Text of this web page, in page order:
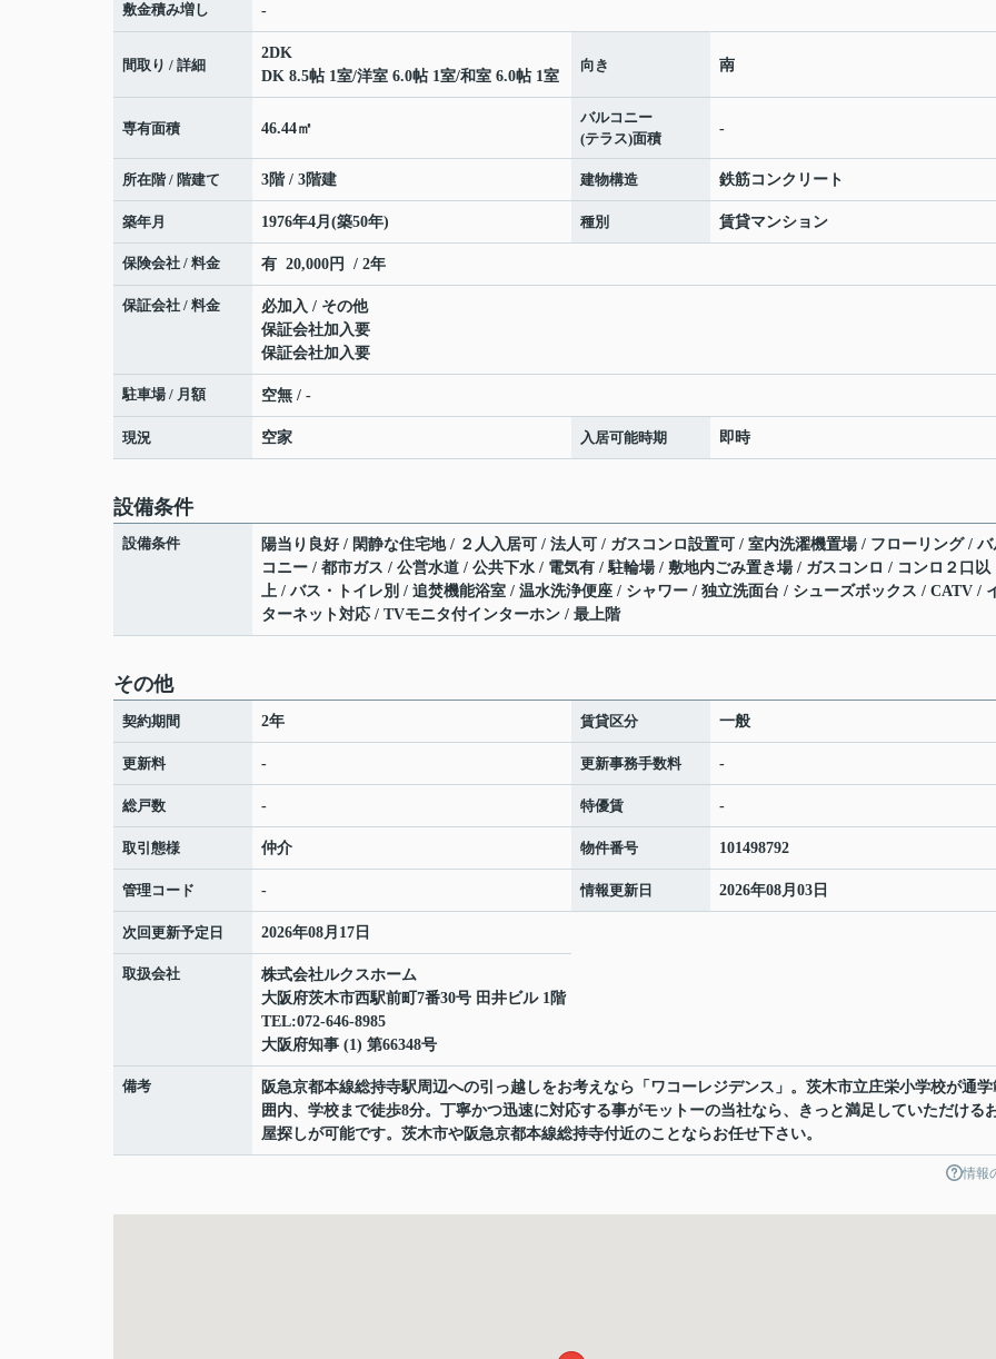
敷金積み増し -
間取り / 詳細
2DK
DK 8.5帖 1室/洋室 6.0帖 1室/和室 6.0帖 1室
向き 南
専有面積 46.44㎡
バルコニー
(テラス)面積
-
所在階 / 階建て 3階 / 3階建 建物構造 鉄筋コンクリート
築年月 1976年4月(築50年) 種別 賃貸マンション
保険会社 / 料金 有 20,000円 / 2年
保証会社 / 料金
必加入 / その他
保証会社加入要
保証会社加入要
駐車場 / 月額 空無 / -
現況 空家 入居可能時期 即時
設備条件
設備条件
陽当り良好 / 閑静な住宅地 / ２人入居可 / 法人可 / ガスコンロ設置可 / 室内洗濯機置場 / フローリング / バ
コニー / 都市ガス / 公営水道 / 公共下水 / 電気有 / 駐輪場 / 敷地内ごみ置き場 / ガスコンロ / コンロ２口以
上 / バス・トイレ別 / 追焚機能浴室 / 温水洗浄便座 / シャワー / 独立洗面台 / シューズボックス / CATV /
ターネット対応 / TVモニタ付インターホン / 最上階
その他
契約期間 2年 賃貸区分 一般
更新料 - 更新事務手数料 -
総戸数 - 特優賃 -
取引態様 仲介 物件番号 101498792
管理コード - 情報更新日 2026年08月03日
次回更新予定日 2026年08月17日
取扱会社
株式会社ルクスホーム
大阪府茨木市西駅前町7番30号 田井ビル 1階
TEL:072-646-8985
大阪府知事 (1) 第66348号
備考
阪急京都本線総持寺駅周辺への引っ越しをお考えなら「ワコーレジデンス」。茨木市立庄栄小学校が通学
囲内、学校まで徒歩8分。丁寧かつ迅速に対応する事がモットーの当社なら、きっと満足していただける
屋探しが可能です。茨木市や阪急京都本線総持寺付近のことならお任せ下さい。
情報